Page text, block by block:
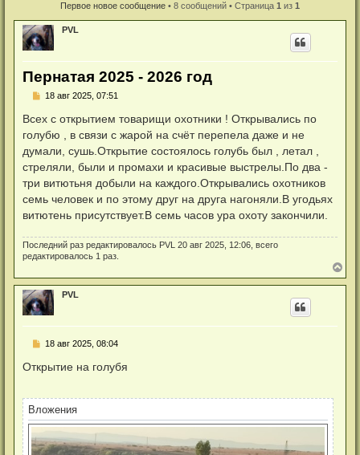
Первое новое сообщение • 8 сообщений • Страница 1 из 1
PVL
Пернатая 2025 - 2026 год
Н
п
р
о
и
т
н
н
е
о
о
б
н
и
е
18 авг 2025, 07:51
Всех с открытием товарищи охотники ! Открывались по
голубю , в связи с жарой на счёт перепела даже и не
думали, сушь.Открытие состоялось голубь был , летал ,
стреляли, были и промахи и красивые выстрелы.По два -
три витютьня добыли на каждого.Открывались охотников
семь человек и по этому друг на друга нагоняли.В угодьях
витютень присутствует.В семь часов ура охоту закончили.
Последний раз редактировалось PVL
20 авг 2025, 12:06, всего
редактировалось 1 раз.
е
р
PVL
Н
п
р
т
а
н
н
18 авг 2025, 08:04
Открытие на голубя
Вложения